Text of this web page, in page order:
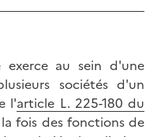
exerce au sein d'une
sociétés d'un
l'article L. 225-180 du
fois des fonctions de